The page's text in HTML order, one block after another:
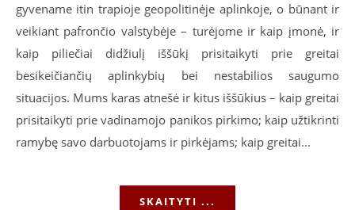
gyvename itin trapioje geopolitinėje aplinkoje, o būnant ir
veikiant pafrončio valstybėje – turėjome ir kaip įmonė, ir
kaip piliečiai didžiulį iššūkį prisitaikyti prie greitai
besikeičiančių aplinkybių bei nestabilios saugumo
situacijos. Mums karas atnešė ir kitus iššūkius – kaip greitai
prisitaikyti prie vadinamojo panikos pirkimo; kaip užtikrinti
ramybę savo darbuotojams ir pirkėjams; kaip greitai…
SKAITYTI ...